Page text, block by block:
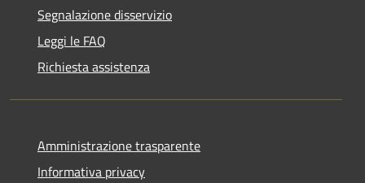
Segnalazione disservizio
Leggi le FAQ
Richiesta assistenza
Amministrazione trasparente
Informativa privacy